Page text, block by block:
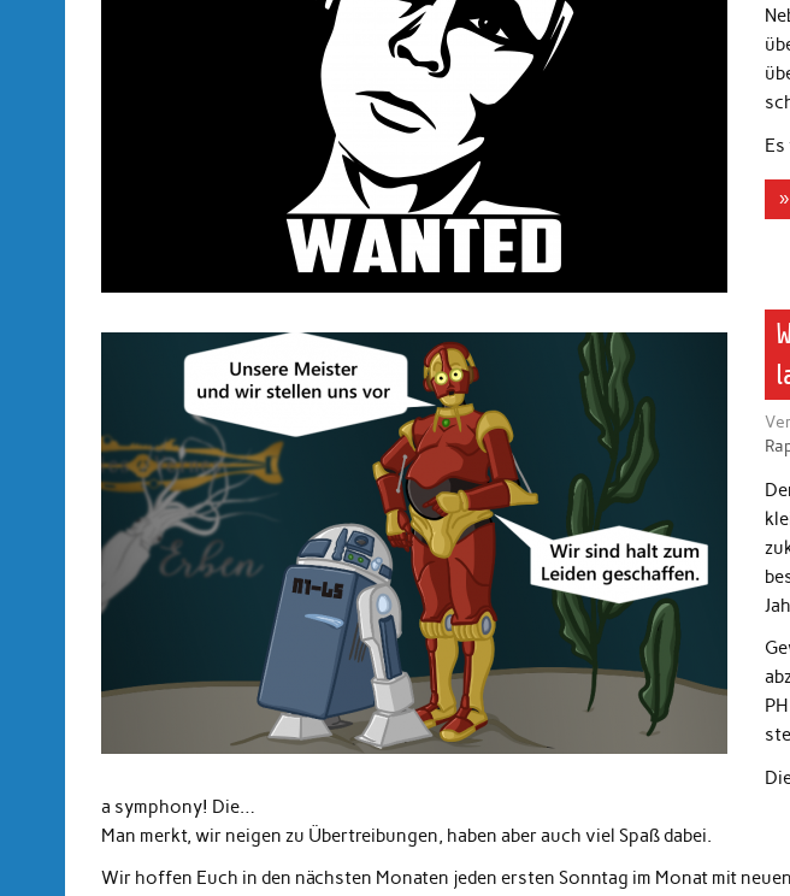
a symphony! Die…
Man merkt, wir neigen zu Übertreibungen, haben aber auch viel Spaß dabei.
Wir hoffen Euch in den nächsten Monaten jeden ersten Sonntag im Monat mit